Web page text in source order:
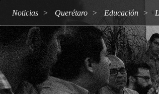
Noticias Querétaro Educación